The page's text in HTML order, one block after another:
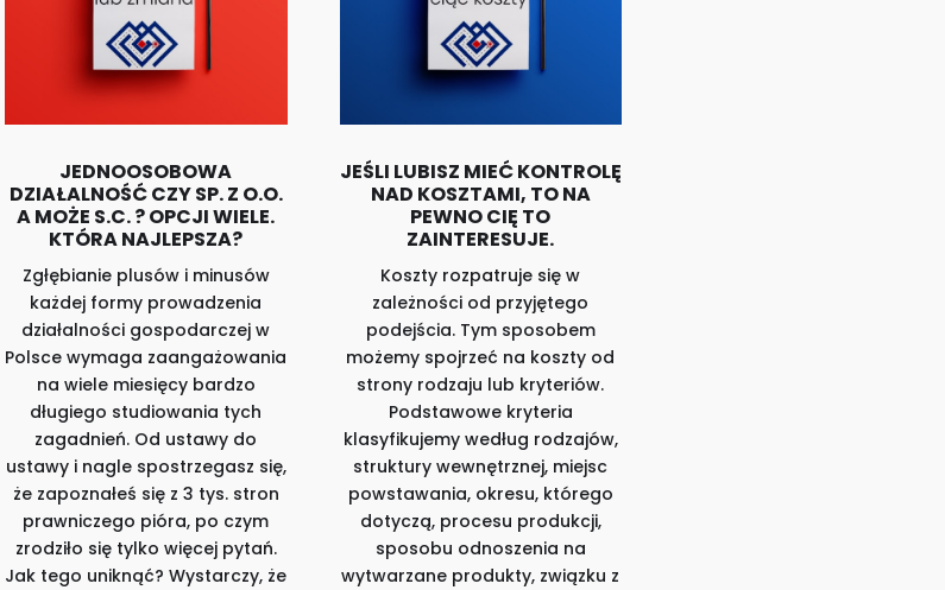
JEDNOOSOBOWA
DZIAŁALNOŚĆ CZY SP. Z O.O.
A MOŻE S.C. ? OPCJI WIELE.
KTÓRA NAJLEPSZA?
Zgłębianie plusów i minusów
każdej formy prowadzenia
działalności gospodarczej w
Polsce wymaga zaangażowania
na wiele miesięcy bardzo
długiego studiowania tych
zagadnień. Od ustawy do
ustawy i nagle spostrzegasz się,
że zapoznałeś się z 3 tys. stron
prawniczego pióra, po czym
zrodziło się tylko więcej pytań.
Jak tego uniknąć? Wystarczy, że
JEŚLI LUBISZ MIEĆ KONTROLĘ
NAD KOSZTAMI, TO NA
PEWNO CIĘ TO
ZAINTERESUJE.
Koszty rozpatruje się w
zależności od przyjętego
podejścia. Tym sposobem
możemy spojrzeć na koszty od
strony rodzaju lub kryteriów.
Podstawowe kryteria
klasyfikujemy według rodzajów,
struktury wewnętrznej, miejsc
powstawania, okresu, którego
dotyczą, procesu produkcji,
sposobu odnoszenia na
wytwarzane produkty, związku z